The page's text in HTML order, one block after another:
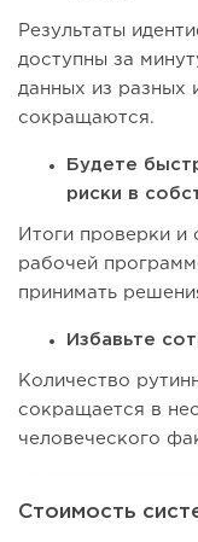
Результаты
доступны за
данных из разных
сокращаются.
Будете
риски в
Итоги проверки
рабочей
принимать
Избавьте
Количество
сокращается в
человеческого
Стоимость